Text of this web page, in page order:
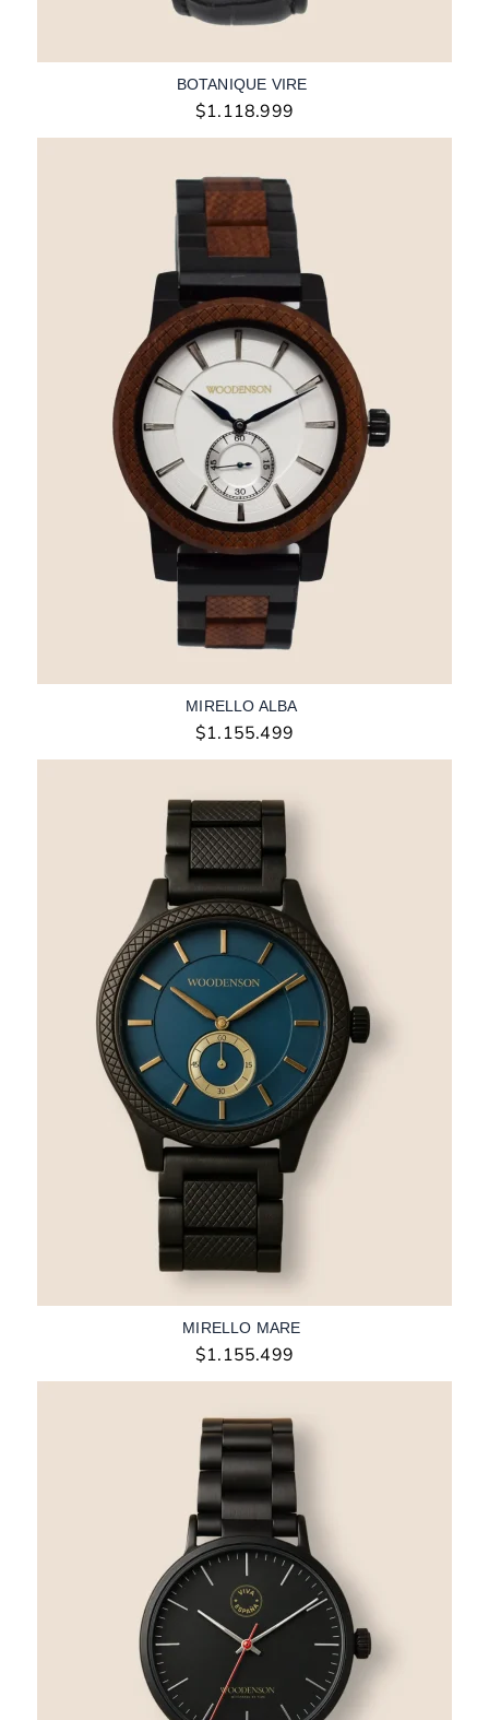
BOTANIQUE VIRE
$1.118.999
MIRELLO ALBA
$1.155.499
MIRELLO MARE
$1.155.499